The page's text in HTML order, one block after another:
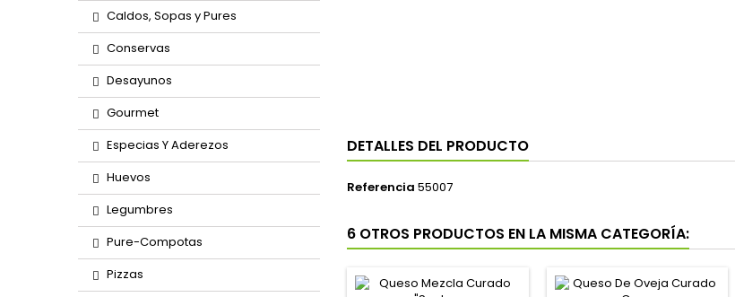
Caldos, Sopas y Pures
Conservas
Desayunos
Gourmet
Especias Y Aderezos
Huevos
Legumbres
Pure-Compotas
Pizzas
DETALLES DEL PRODUCTO
Referencia 55007
6 OTROS PRODUCTOS EN LA MISMA CATEGORÍA: